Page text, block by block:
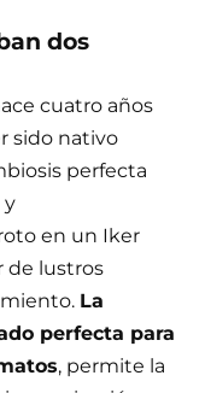
dos
cuatro años
sido nativo
perfecta
y
en un Iker
de lustros
La
perfecta para
, permite la